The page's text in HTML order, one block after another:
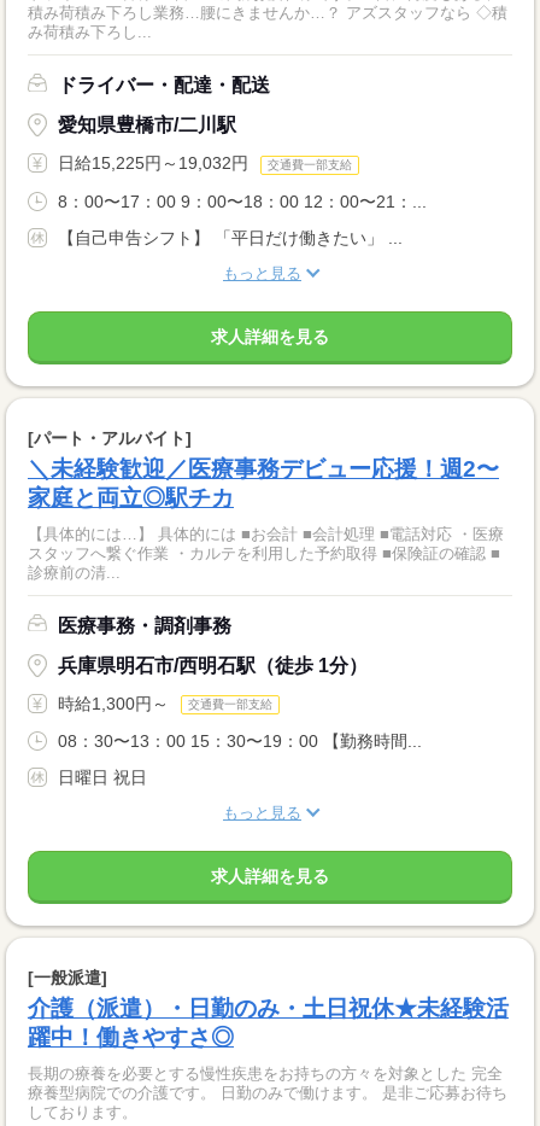
積み荷積み下ろし業務…腰にきませんか…？ アズスタッフなら ◇積
み荷積み下ろし...
ドライバー・配達・配送
愛知県豊橋市/二川駅
日給15,225円～19,032円 交通費一部支給
8：00〜17：00 9：00〜18：00 12：00〜21：...
【自己申告シフト】 「平日だけ働きたい」 ...
もっと見る
求人詳細を見る
[パート・アルバイト]
＼未経験歓迎／医療事務デビュー応援！週2〜
家庭と両立◎駅チカ
【具体的には…】 具体的には ■お会計 ■会計処理 ■電話対応 ・医療
スタッフへ繋ぐ作業 ・カルテを利用した予約取得 ■保険証の確認 ■
診療前の清...
医療事務・調剤事務
兵庫県明石市/西明石駅（徒歩 1分）
時給1,300円～ 交通費一部支給
08：30〜13：00 15：30〜19：00 【勤務時間...
日曜日 祝日
もっと見る
求人詳細を見る
[一般派遣]
介護（派遣）・日勤のみ・土日祝休★未経験活
躍中！働きやすさ◎
長期の療養を必要とする慢性疾患をお持ちの方々を対象とした 完全
療養型病院での介護です。 日勤のみで働けます。 是非ご応募お待ち
しております。